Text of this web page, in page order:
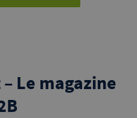
Le magazine